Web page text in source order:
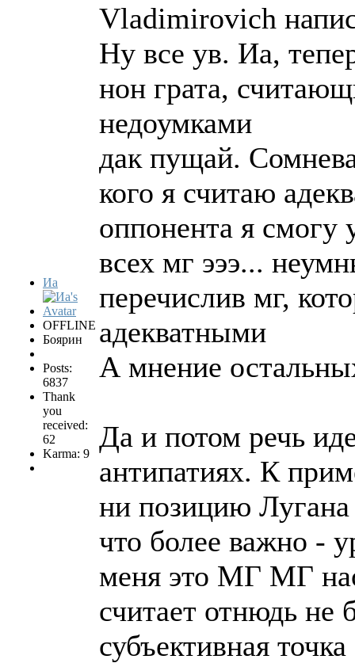
Иа
OFFLINE
Боярин
Posts:
6837
Thank
you
received:
62
Karma: 9
Vladimirovich
Ну все ув. Иа,
нон грата,
недоумками
дак пущай.
кого я считаю
оппонента я смогу
всех мг эээ...
перечислив мг,
адекватными
А мнение
Да и потом речь
антипатиях. К
ни позицию
что более важно -
меня это МГ МГ
считает отнюдь не
субъективная